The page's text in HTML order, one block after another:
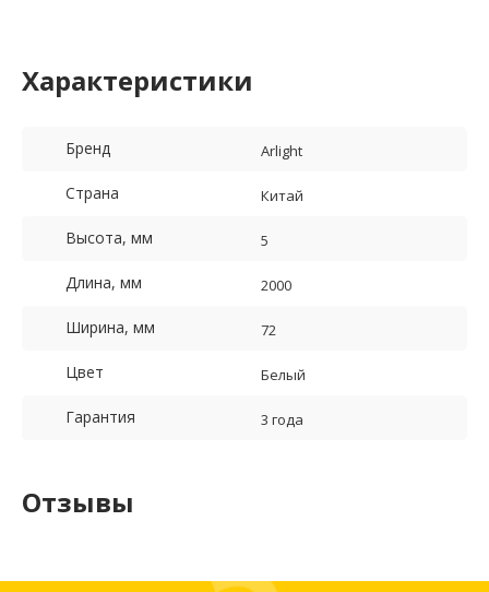
Характеристики
Бренд Arlight
Страна Китай
Высота, мм 5
Длина, мм 2000
Ширина, мм 72
Цвет Белый
Гарантия 3 года
Отзывы